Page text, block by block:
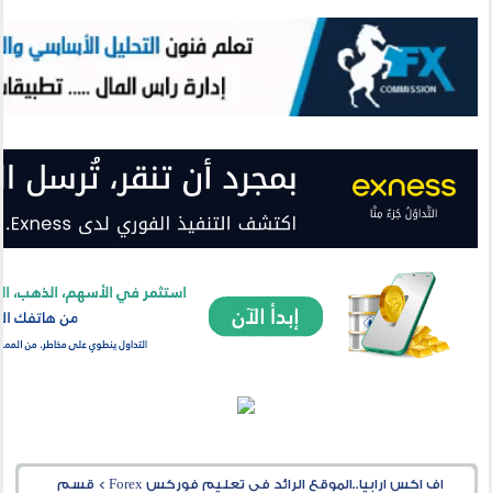
اف اكس ارابيا..الموقع الرائد فى تعليم فوركس Forex > قسم